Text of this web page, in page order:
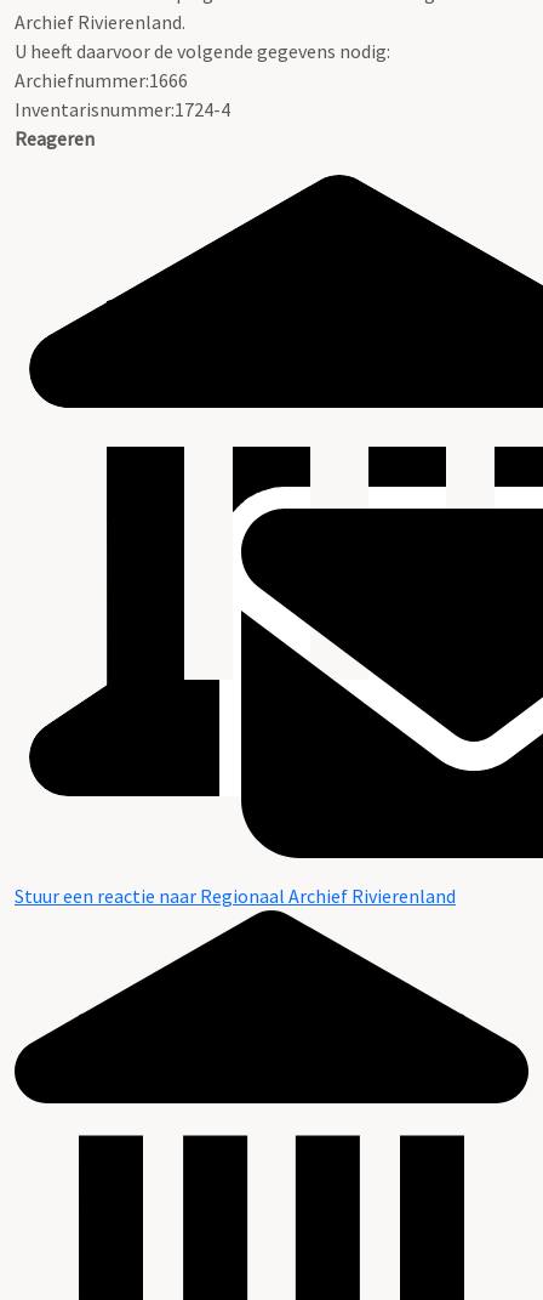
Archief Rivierenland.
U heeft daarvoor de volgende gegevens nodig:
Archiefnummer:1666
Inventarisnummer:1724-4
Reageren
Stuur een reactie naar Regionaal Archief Rivierenland